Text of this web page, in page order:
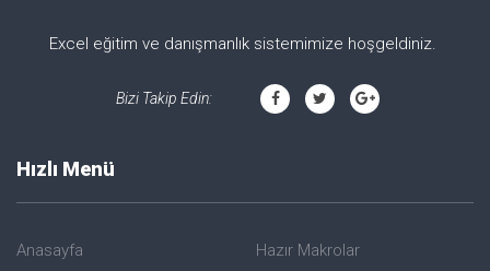
Excel eğitim ve danışmanlık sistemimize hoşgeldiniz.
Bizi Takip Edin:
Hızlı Menü
Anasayfa
Hazır Makrolar